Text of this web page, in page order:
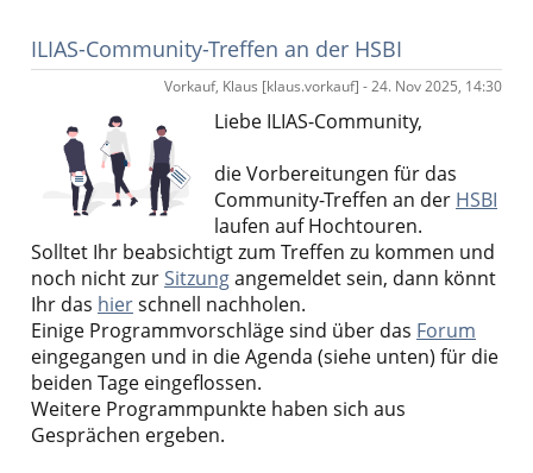
ILIAS-Community-Treffen an der HSBI
Vorkauf, Klaus [klaus.vorkauf] - 24. Nov 2025, 14:30
Liebe ILIAS-Community,
die Vorbereitungen für das
Community-Treffen an der HSBI
laufen auf Hochtouren.
Solltet Ihr beabsichtigt zum Treffen zu kommen und
noch nicht zurSitzungangemeldet sein, dann könnt
Ihr das hierschnell nachholen.
Einige Programmvorschläge sind über das Forum
eingegangen und in die Agenda (siehe unten) für die
beiden Tage eingeflossen.
Weitere Programmpunkte haben sich aus
Gesprächen ergeben.